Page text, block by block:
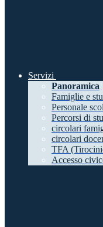
Servizi
Panoramica
Famiglie e
Personale
Percorsi di
circolari
circolari
TFA
Accesso